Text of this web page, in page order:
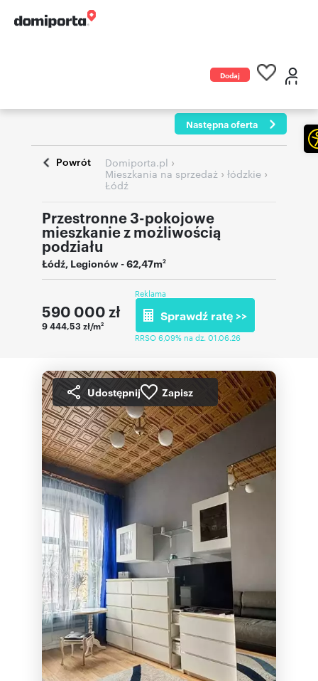
Dodaj
Następna oferta
Powrót Domiporta.pl ›
Mieszkania na sprzedaż › łódzkie ›
Łódź
Przestronne 3-pokojowe
mieszkanie z możliwością
podziału
Łódź, Legionów- 62,47m2
590 000 zł
9 444,53 zł/m2
Reklama
Sprawdź ratę >>
RRSO 6,09% na dz. 01.06.26
Udostępnij Zapisz